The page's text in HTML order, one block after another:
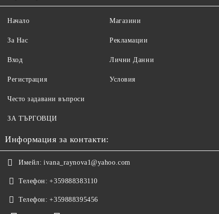
Начало
За Нас
Вход
Регистрация
Магазини
Рекламации
Лични Данни
Условия
Често задавани въпроси
ЗА ТЪРГОВЦИ
Информация за контакти:
Имейл: ivana_raynova1@yahoo.com
Телефон: +359888383110
Телефон: +359888395456